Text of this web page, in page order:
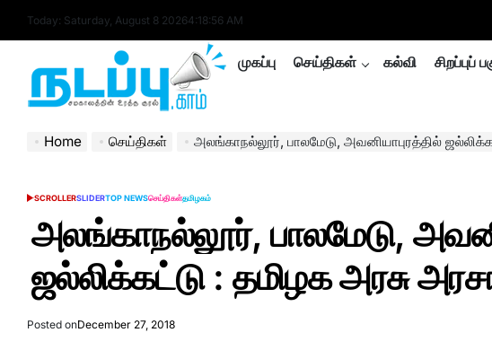
Today: Saturday, August 8 20264:18:56 AM
nadappu.com
முகப்பு செய்திகள் கல்வி சிறப்புப்
Home செய்திகள் அலங்காநல்லூர், பாலமேடு, அவனியாபுரத்தில் ஜல்லிக்கட்டு :
POSTED
SCROLLERSLIDERTOP NEWSசெய்திகள்தமிழகம்
அலங்காநல்லூர், பாலமேடு,
ஜல்லிக்கட்டு : தமிழக அரசு
Posted onDecember 27, 2018